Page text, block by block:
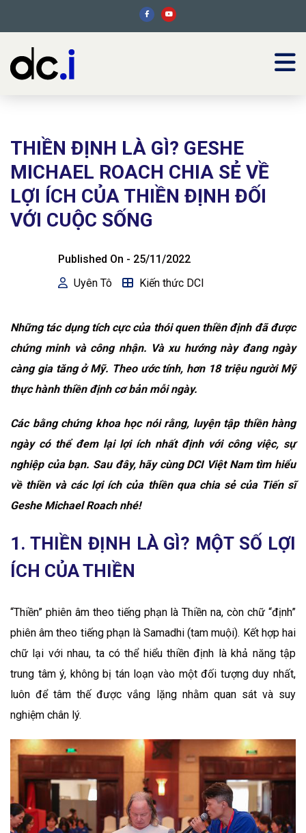
THIỀN ĐỊNH LÀ GÌ? GESHE
MICHAEL ROACH CHIA SẺ VỀ
LỢI ÍCH CỦA THIỀN ĐỊNH ĐỐI
VỚI CUỘC SỐNG
Published On - 25/11/2022
Uyên Tô
Kiến thức DCI
Những tác dụng tích cực của thói quen thiền định đã được
chứng minh và công nhận. Và xu hướng này đang ngày
càng gia tăng ở Mỹ. Theo ước tính, hơn 18 triệu người Mỹ
thực hành thiền định cơ bản mỗi ngày.
Các bằng chứng khoa học nói rằng, luyện tập thiền hàng
ngày có thể đem lại lợi ích nhất định với công việc, sự
nghiệp của bạn. Sau đây, hãy cùng DCI Việt Nam tìm hiểu
về thiền và các lợi ích của thiền qua chia sẻ của Tiến sĩ
Geshe Michael Roach nhé!
1. THIỀN ĐỊNH LÀ GÌ? MỘT SỐ LỢI
ÍCH CỦA THIỀN
“Thiền” phiên âm theo tiếng phạn là Thiền na, còn chữ “định”
phiên âm theo tiếng phạn là Samadhi (tam muội). Kết hợp hai
chữ lại với nhau, ta có thể hiểu thiền định là khả năng tập
trung tâm ý, không bị tán loạn vào một đối tượng duy nhất,
luôn để tâm thế được vắng lặng nhằm quan sát và suy
nghiệm chân lý.